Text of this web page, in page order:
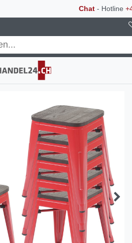
Chat- Hotline